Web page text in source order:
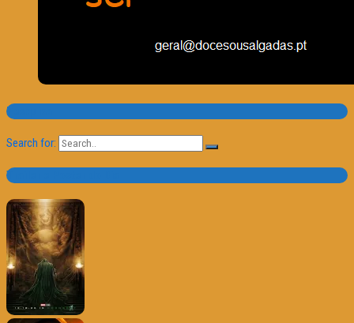
Pesquisa
Search for:
Trailer e Poster do Dia